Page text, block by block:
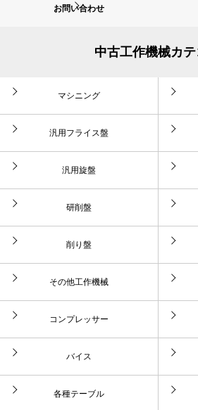
お問い合わせ
中古工作機械カテ
マシニング
汎用フライス盤
汎用旋盤
研削盤
削り盤
その他工作機械
コンプレッサー
バイス
各種テーブル